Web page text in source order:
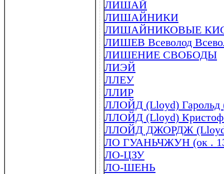
ЛИШАЙ
ЛИШАЙНИКИ
ЛИШАЙНИКОВЫЕ
ЛИШЕВ Всеволод
ЛИШЕНИЕ СВОБОДЫ
ЛИЭЙ
ЛЛЕУ
ЛЛИР
ЛЛОЙД (Lloyd) Гарольд
ЛЛОЙД (Lloyd)
ЛЛОЙД ДЖОРДЖ (Lloyd
ЛО ГУАНЬЧЖУН (ок .
ЛО-ЦЗУ
ЛО-ШЕНЬ